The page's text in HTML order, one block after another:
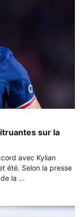
sur la
avec Kylian
été. Selon la presse
la ...